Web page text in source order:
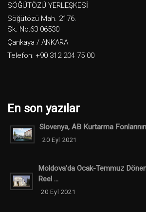
SÖĞÜTÖZÜ YERLEŞKESİ
Söğütözü Mah. 2176.
Sk. No:63 06530
Çankaya / ANKARA
Telefon: +90 312 204 75 00
En son yazılar
Slovenya, AB Kurtarma
20 Eyl 2021
Moldova’da Ocak-Temmuz
Reel ...
20 Eyl 2021